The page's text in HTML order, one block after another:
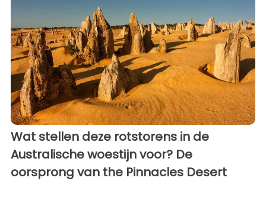
Wat stellen deze rotstorens in de
Australische woestijn voor? De
oorsprong van the Pinnacles Desert